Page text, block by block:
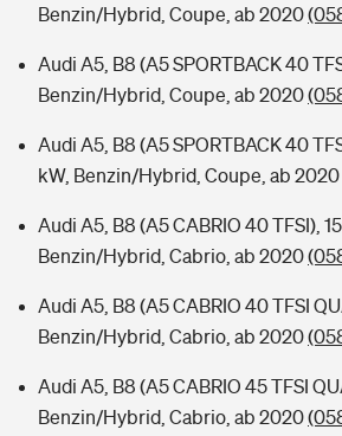
Benzin/Hybrid, Coupe, ab 2020
Audi A5, B8 (A5 SPORTBACK 40
Benzin/Hybrid, Coupe, ab 2020
Audi A5, B8 (A5 SPORTBACK 40
kW, Benzin/Hybrid, Coupe, ab 2020
Audi A5, B8 (A5 CABRIO 40 TFSI),
Benzin/Hybrid, Cabrio, ab 2020
Audi A5, B8 (A5 CABRIO 40 TFSI
Benzin/Hybrid, Cabrio, ab 2020
Audi A5, B8 (A5 CABRIO 45 TFSI
Benzin/Hybrid, Cabrio, ab 2020